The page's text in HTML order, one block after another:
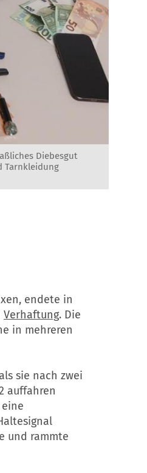
Diebesgut
Tarnkleidung
endete in
Verhaftung. Die
in mehreren
sie nach zwei
auffahren
und rammte